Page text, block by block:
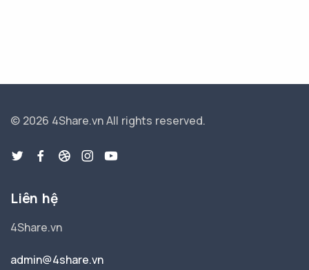
© 2026 4Share.vnAll rights reserved.
Liên hệ
4Share.vn
admin@4share.vn